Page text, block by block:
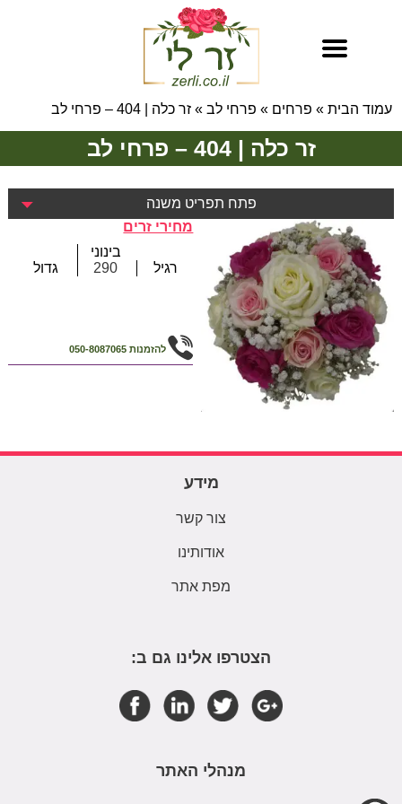
עמוד הבית » פרחים » פרחי לב » זר כלה | 404 – פרחי לב
זר כלה | 404 – פרחי לב
פתח תפריט משנה
מחירי זרים
רגיל
בינוני
290
גדול
להזמנות 050-8087065
מידע
צור קשר
אודותינו
מפת אתר
הצטרפו אלינו גם ב:
מנהלי האתר